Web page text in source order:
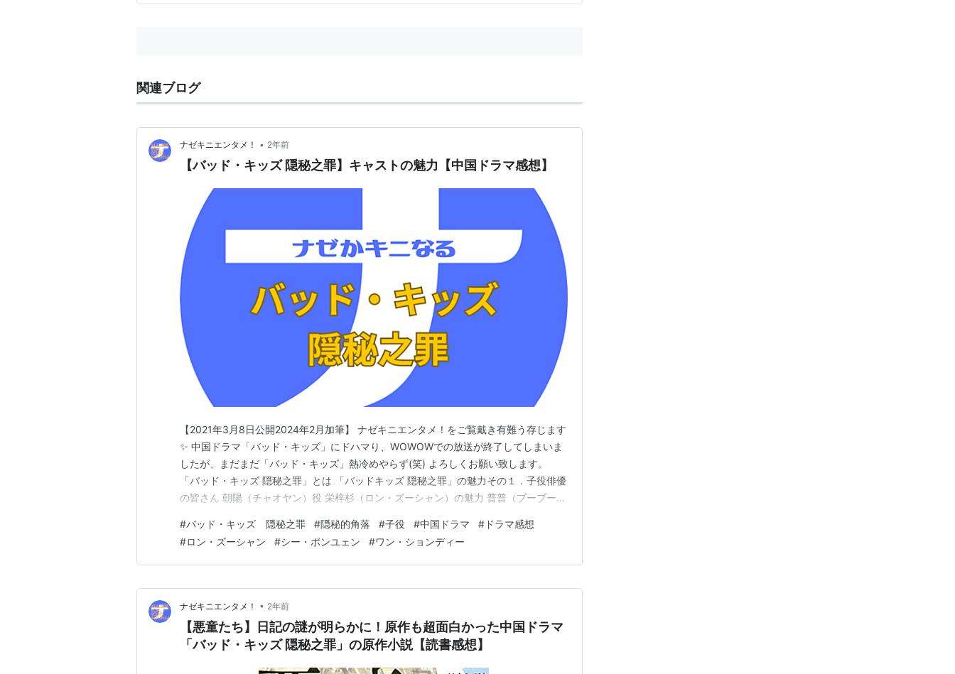
関連ブログ
ナゼキニエンタメ！ • 2年前
【バッド・キッズ 隠秘之罪】キャストの魅力【中国ドラマ感想】
【2021年3月8日公開2024年2月加筆】 ナゼキニエンタメ！をご覧戴き有難う存じます
✨ 中国ドラマ「バッド・キッズ」にドハマり、WOWOWでの放送が終了してしまいま
したが、まだまだ「バッド・キッズ」熱冷めやらず(笑) よろしくお願い致します。
「バッド・キッズ 隠秘之罪」とは 「バッドキッズ 隠秘之罪」の魅力その１．子役俳優
の皆さん 朝陽（チャオヤン）役 栄梓杉（ロン・ズーシャン）の魅力 普普（プープー）
ンユェン）の魅力 「バッドキッズ 隠秘之罪」の魅力その２．「バーニングアイス～」
と共通する出演俳優さんがす…
#バッド・キッズ 隠秘之罪 #隠秘的角落 #子役 #中国ドラマ # ドラマ感想
#ロン・ズーシャン #シー・ポンユェン #ワン・ションディー
ナゼキニエンタメ！ • 2年前
【悪童たち】日記の謎が明らかに！原作も超面白かった中国ドラマ
「バッド・キッズ 隠秘之罪」の原作小説【読書感想】